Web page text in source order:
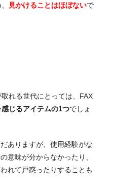
見かけることはほぼないで
れる世代にとっては、FAX
じるアイテムの1つでしょ
ありますが、使用経験がな
意味が分からなかったり、
れて戸惑ったりすることも